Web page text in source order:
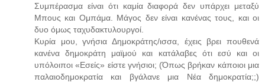
Συμπέρασμα είναι ότι καμία διαφορά δεν υπάρχει μεταξύ
Μπους και Ομπάμα. Μάγος δεν είναι κανένας τους, και οι
δυο όμως ταχυδακτυλουργοί.
Κυρία μου, γνήσια Δημοκράτης/ισσα, έχεις βρει πουθενά
κανένα δημοκράτη μαϊμού και κατάλαβες ότι εσύ και οι
υπόλοιποι «Εσείς» είστε γνήσιοι; (Όπως βρήκαν κάποιοι μια
παλαιοδημοκρατία και βγάλανε μια Νέα δημοκρατία;;)